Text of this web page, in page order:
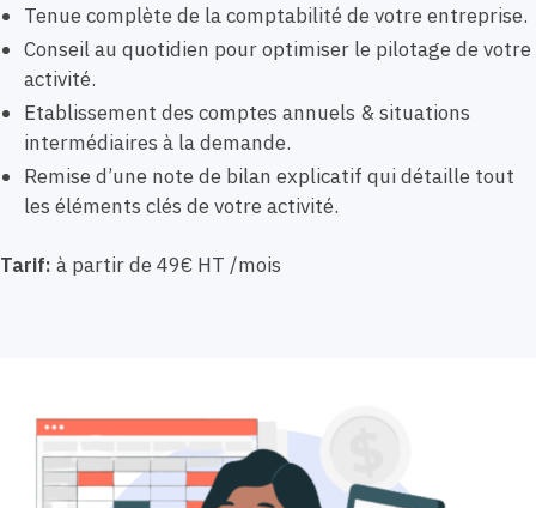
Tenue complète de la comptabilité de votre entreprise.
Conseil au quotidien pour optimiser le pilotage de votre
activité.
Etablissement des comptes annuels & situations
intermédiaires à la demande.
Remise d’une note de bilan explicatif qui détaille tout
les éléments clés de votre activité.
Tarif: à partir de 49€ HT /mois